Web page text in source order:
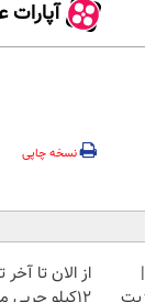
آپارات
نسخه چاپی
از الان تا